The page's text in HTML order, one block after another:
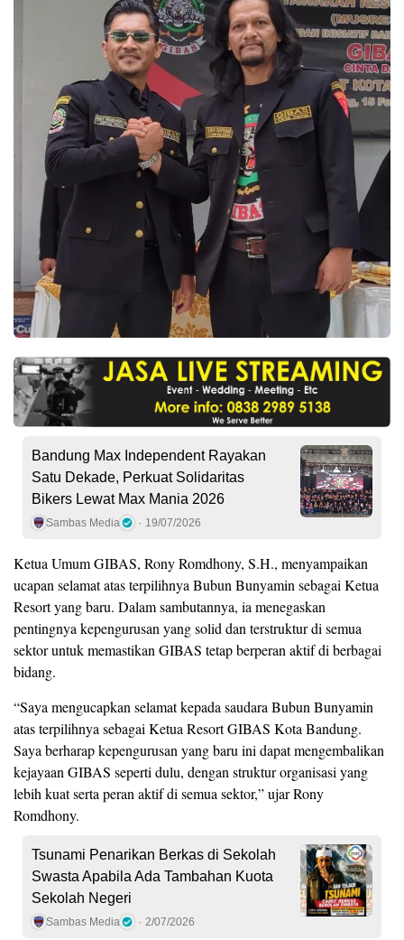
Bandung Max Independent Rayakan
Satu Dekade, Perkuat Solidaritas
Bikers Lewat Max Mania 2026
Sambas Media 19/07/2026
Ketua Umum GIBAS, Rony Romdhony, S.H., menyampaikan
ucapan selamat atas terpilihnya Bubun Bunyamin sebagai Ketua
Resort yang baru. Dalam sambutannya, ia menegaskan
pentingnya kepengurusan yang solid dan terstruktur di semua
sektor untuk memastikan GIBAS tetap berperan aktif di berbagai
bidang.
“Saya mengucapkan selamat kepada saudara Bubun Bunyamin
atas terpilihnya sebagai Ketua Resort GIBAS Kota Bandung.
Saya berharap kepengurusan yang baru ini dapat mengembalikan
kejayaan GIBAS seperti dulu, dengan struktur organisasi yang
lebih kuat serta peran aktif di semua sektor,” ujar Rony
Romdhony.
Tsunami Penarikan Berkas di Sekolah
Swasta Apabila Ada Tambahan Kuota
Sekolah Negeri
Sambas Media 2/07/2026